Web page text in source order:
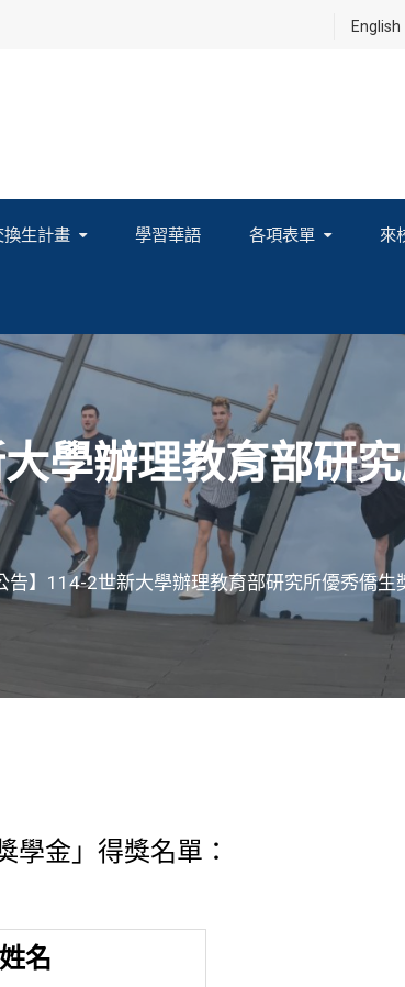
English
換生計畫 學習華語 各項表單 來
學辦理教育部研
告】114-2世新大學辦理教育部研究所優秀僑生
學金」得獎名單：
姓名